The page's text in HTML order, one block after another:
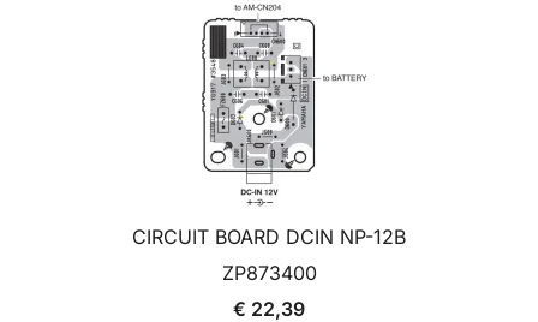
CIRCUIT BOARD DCIN NP-12B
ZP873400
€ 22,39